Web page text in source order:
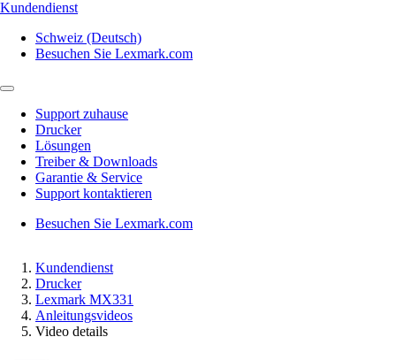
Kundendienst
Schweiz (Deutsch)
Besuchen Sie Lexmark.com
Support zuhause
Drucker
Lösungen
Treiber & Downloads
Garantie & Service
Support kontaktieren
Besuchen Sie Lexmark.com
Kundendienst
Drucker
Lexmark MX331
Anleitungsvideos
Video details